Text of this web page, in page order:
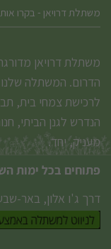
משתלת דרויאן - בקרו
משתלת דרויאן
הדרום. המשתלה
לרכישת צמחי בית,
הנדרש לגנן הביתי,
מעניק, יחד.
פתוחים בכל ימות
דרך ג'ו אלון, באר-